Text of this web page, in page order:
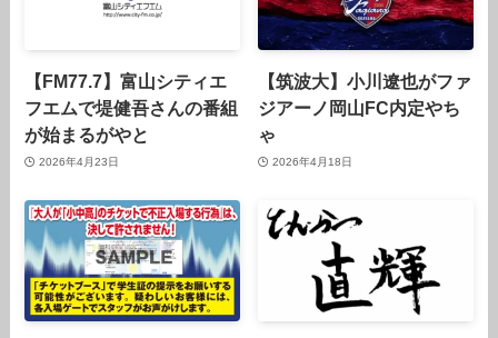
【FM77.7】富山シティエ
フエムで堤健吾さんの番組
が始まるがやと
2026年4月23日
【筑波大】小川遼也がファ
ジアーノ岡山FC内定やち
ゃ
2026年4月18日